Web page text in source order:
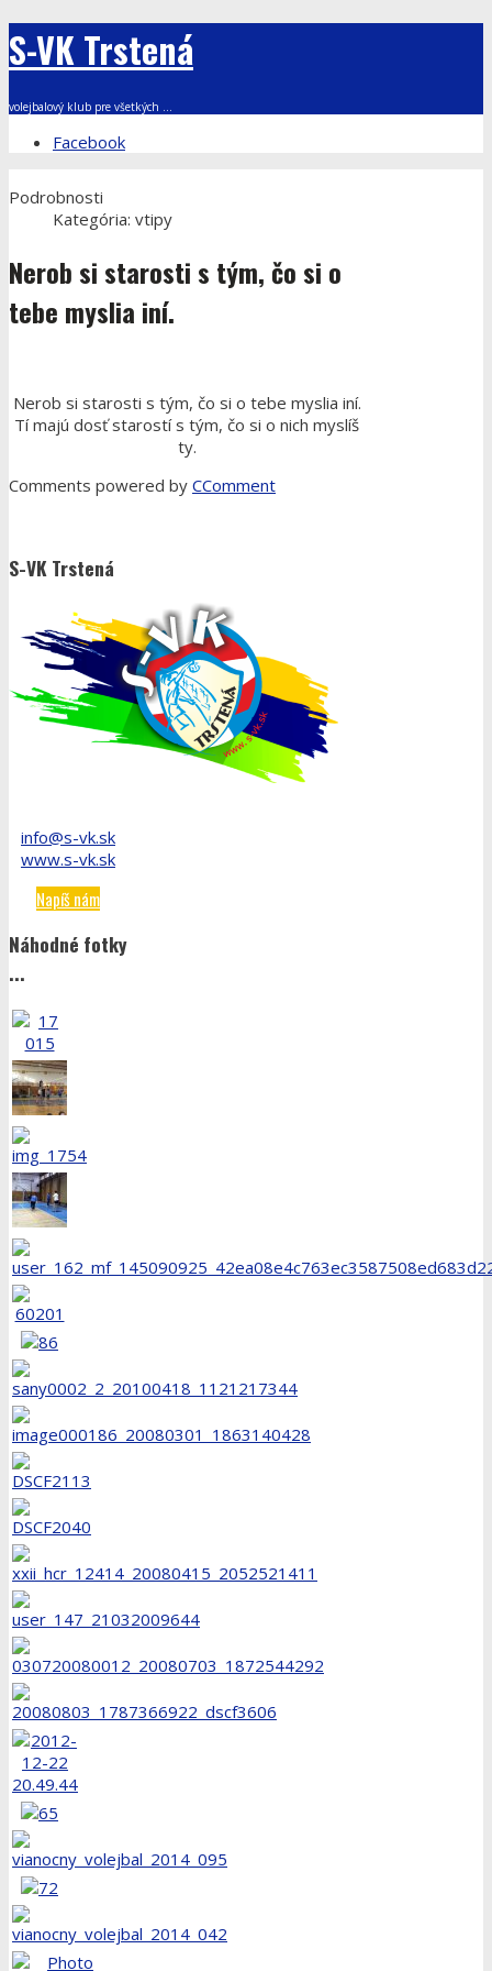
S-VK Trstená
volejbalový klub pre všetkých ...
Facebook
S-VK Trstená
info@s-vk.sk
www.s-vk.sk
Napíš nám
Náhodné fotky
...
Podrobnosti
Kategória: vtipy
Nerob si starosti s tým, čo si o
tebe myslia iní.
Nerob si starosti s tým, čo si o tebe myslia iní.
Tí majú dosť starostí s tým, čo si o nich myslíš
ty.
Comments powered by CComment